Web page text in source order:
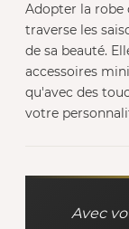
Adopter la robe
traverse les
de sa beauté.
accessoires
qu'avec des
votre
Avec